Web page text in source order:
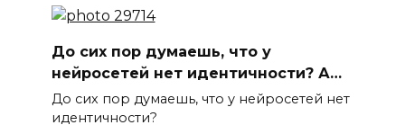
До сих пор думаешь, что у
нейросетей нет идентичности? А…
До сих пор думаешь, что у нейросетей нет
идентичности?